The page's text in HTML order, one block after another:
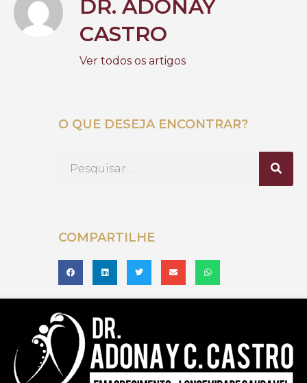
DR. ADONAY
CASTRO
Ver todos os artigos
O QUE DESEJA ENCONTRAR?
COMPARTILHE